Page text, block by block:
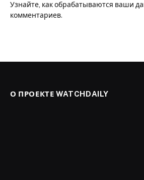
Узнайте, как обрабатываются ваши
комментариев.
О ПРОЕКТЕ WATCHDAILY